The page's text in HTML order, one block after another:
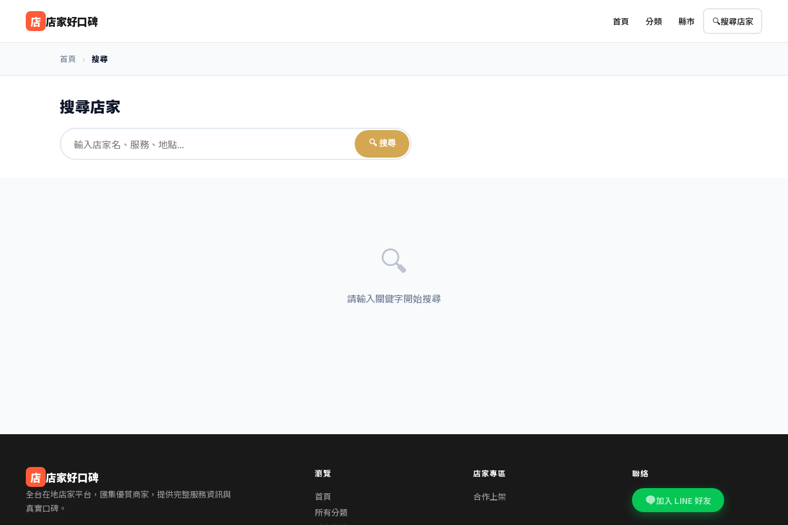
店 店家好口碑 首頁 分類 縣市 🔍搜尋店家
首頁 › 搜尋
搜尋店家
🔍 搜尋
🔍
請輸入關鍵字開始搜尋
店 店家好口碑
全台在地店家平台，匯集優質商家，提供完整服務資訊與
真實口碑。
瀏覽
首頁
所有分類
店家專區
合作上架
聯絡
加入 LINE 好友